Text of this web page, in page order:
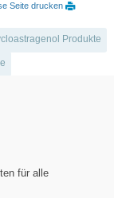
Seite drucken
Produkte
für alle